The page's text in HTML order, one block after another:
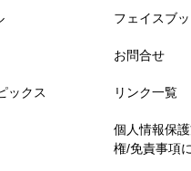
ックス
フェイスブ
お問合せ
リンク一覧
個人情報保
権/免責事項